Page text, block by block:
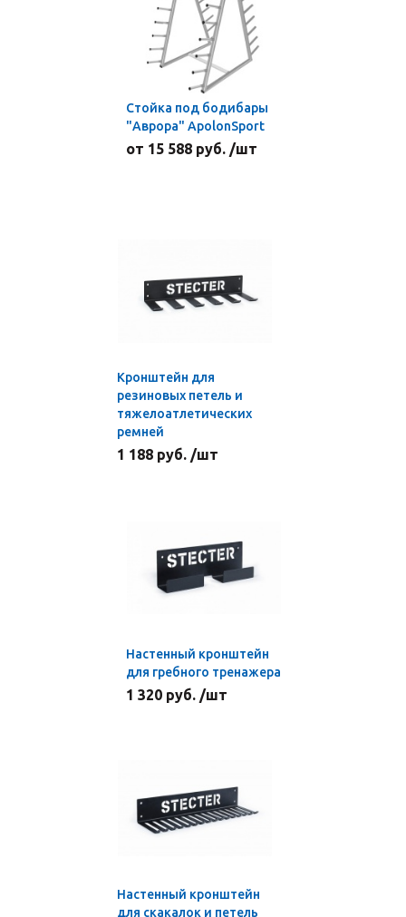
Стойка под бодибары
"Аврора" ApolonSport
от 15 588 руб. /шт
Кронштейн для
резиновых петель и
тяжелоатлетических
ремней
1 188 руб. /шт
Настенный кронштейн
для гребного тренажера
1 320 руб. /шт
Настенный кронштейн
для скакалок и петель